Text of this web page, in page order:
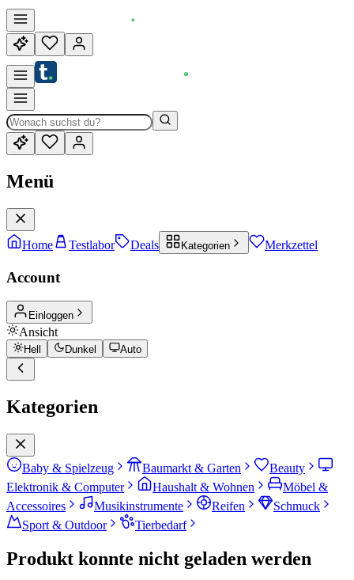
Menü
Home Testlabor Deals Kategorien Merkzettel
Account
Einloggen
Ansicht
Hell Dunkel Auto
Kategorien
Baby & Spielzeug Baumarkt & Garten
Beauty
Elektronik & Computer
Haushalt & Wohnen
Möbel &
Accessoires
Musikinstrumente Reifen
Schmuck
Sport & Outdoor
Tierbedarf
Produkt konnte nicht geladen werden